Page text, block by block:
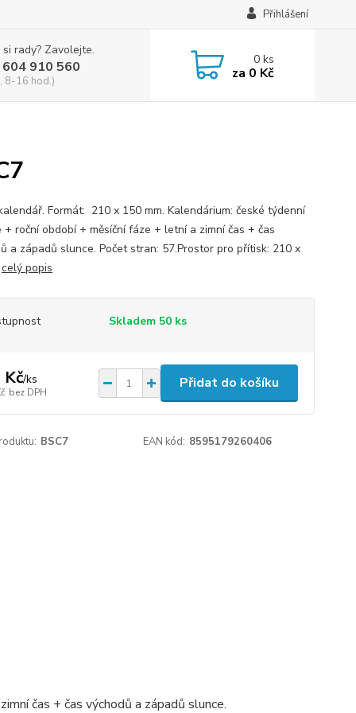
Přihlášení
rady? Zavolejte.
910 560
8-16 hod.)
0ks
za 0 Kč
Formát: 210 x 150 mm. Kalendárium: české týdenní
+ roční období + měsíční fáze + letní a zimní čas + čas
a západů slunce. Počet stran: 57.Prostor pro přítisk: 210 x
celý popis
Skladem 50 ks
Kč/ks
bez DPH
Přidat do košíku
BSC7 EAN kód: 8595179260406
čas + čas východů a západů slunce.